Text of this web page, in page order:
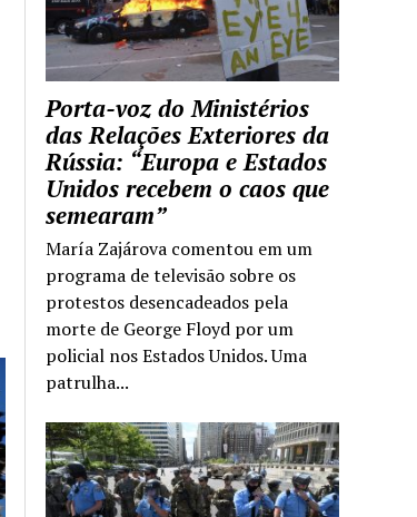
Porta-voz do Ministérios
das Relações Exteriores da
Rússia: “Europa e Estados
Unidos recebem o caos que
semearam”
María Zajárova comentou em um
programa de televisão sobre os
protestos desencadeados pela
morte de George Floyd por um
policial nos Estados Unidos. Uma
patrulha...